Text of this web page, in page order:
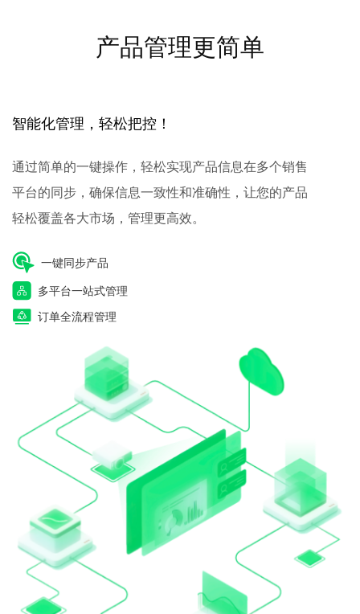
产品管理更简单
智能化管理，轻松把控！
通过简单的一键操作，轻松实现产品信息在多个销售
平台的同步，确保信息一致性和准确性，让您的产品
轻松覆盖各大市场，管理更高效。
一键同步产品
多平台一站式管理
订单全流程管理